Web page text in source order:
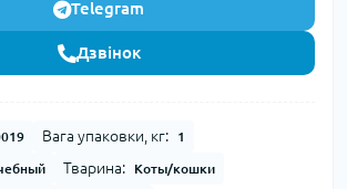
Telegram
Дзвінок
Вага упаковки, кг: 1
Тварина: Коты/кошки